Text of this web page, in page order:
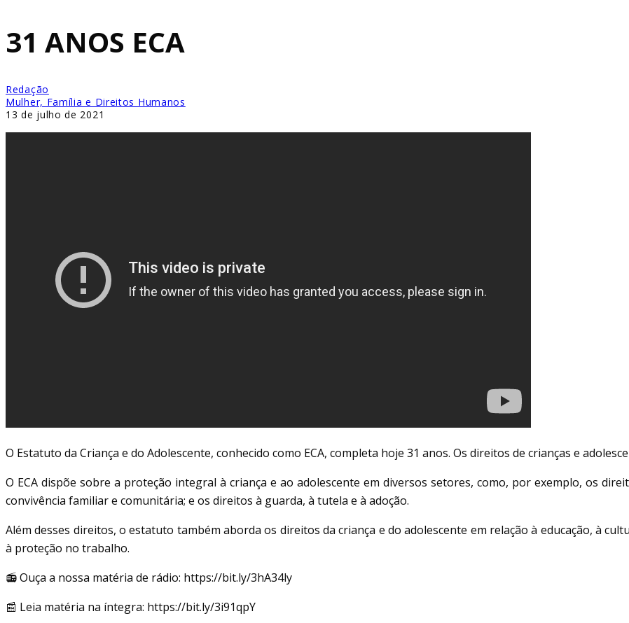
31 ANOS ECA
Redação
Mulher, Família e Direitos Humanos
13 de julho de 2021
O Estatuto da Criança e do Adolescente, conhecido como ECA, completa hoje 31 anos. Os direitos de crianças e
O ECA dispõe sobre a proteção integral à criança e ao adolescente em diversos setores, como, por exemplo, os
convivência familiar e comunitária; e os direitos à guarda, à tutela e à adoção.
Além desses direitos, o estatuto também aborda os direitos da criança e do adolescente em relação à educação, à
à proteção no trabalho.
📻 Ouça a nossa matéria de rádio: https://bit.ly/3hA34ly
📰 Leia matéria na íntegra: https://bit.ly/3i91qpY